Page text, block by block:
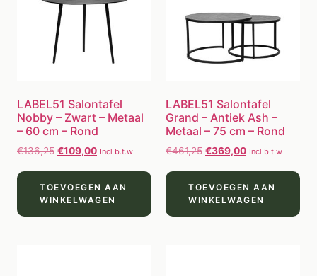
LABEL51 Salontafel
Nobby – Zwart – Metaal
– 60 cm – Rond
€136,25 €109,00 Incl b.t.w
TOEVOEGEN AAN
WINKELWAGEN
LABEL51 Salontafel
Grand – Antiek Ash –
Metaal – 75 cm – Rond
€461,25 €369,00 Incl b.t.w
TOEVOEGEN AAN
WINKELWAGEN